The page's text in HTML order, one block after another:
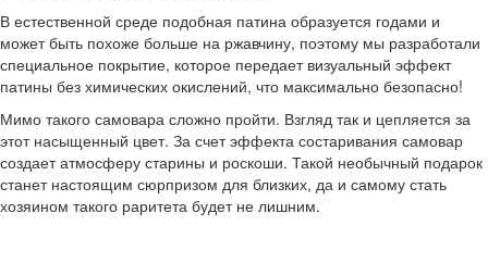
В естественной среде подобная патина образуется годами и
может быть похоже больше на ржавчину, поэтому мы разработали
специальное покрытие, которое передает визуальный эффект
патины без химических окислений, что максимально безопасно!
Мимо такого самовара сложно пройти. Взгляд так и цепляется за
этот насыщенный цвет. За счет эффекта состаривания самовар
создает атмосферу старины и роскоши. Такой необычный подарок
станет настоящим сюрпризом для близких, да и самому стать
хозяином такого раритета будет не лишним.